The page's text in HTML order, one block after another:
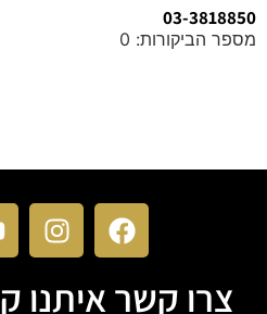
03-3818850
מספר הביקורות: 0
צרו קשר איתנו